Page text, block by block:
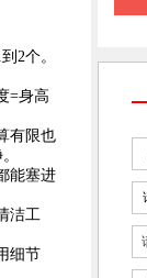
2个。
=身高
有限也
能塞进
洁工
细节